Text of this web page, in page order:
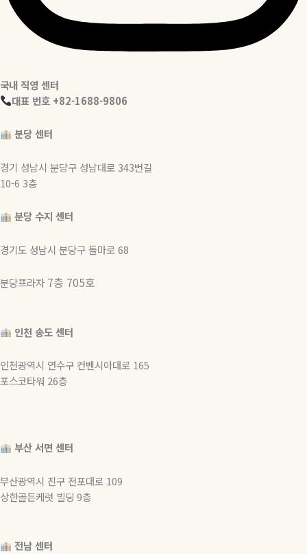
국내 직영 센터
대표 번호 +82-1688-9806
분당 센터
경기 성남시 분당구 성남대로 343번길
10-6 3층
분당 수지 센터
경기도 성남시 분당구 돌마로 68
분당프라자 7층 705호
인천 송도 센터
인천광역시 연수구 컨벤시아대로 165
포스코타워 26층
부산 서면 센터
부산광역시 진구 전포대로 109
상한골든케럿 빌딩 9층
전남 센터